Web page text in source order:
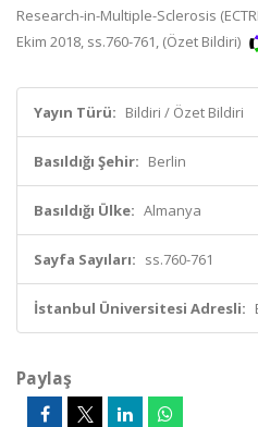
Research-in-Multiple-Sclerosis
Ekim 2018, ss.760-761, (Özet Bildiri)
Yayın Türü: Bildiri / Özet Bildiri
Basıldığı Şehir: Berlin
Basıldığı Ülke: Almanya
Sayfa Sayıları: ss.760-761
İstanbul Üniversitesi Adresli:
Paylaş